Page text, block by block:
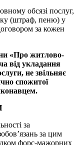
обсязі послуг,
(штраф, пеню) у
за кожен
«Про житлово-
від укладання
не звільняє
спожитої
за
за цим
форс-мажорних